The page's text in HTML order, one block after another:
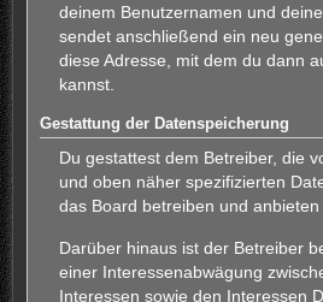
deinem Benutzernamen und
sendet anschließend ein neu
diese Adresse, mit dem du dann
kannst.
Gestattung der Datenspeicherung
Du gestattest dem Betreiber, die
und oben näher spezifizierten
das Board betreiben und anbieten
Darüber hinaus ist der Betreiber
einer Interessenabwägung
Interessen sowie den Interessen